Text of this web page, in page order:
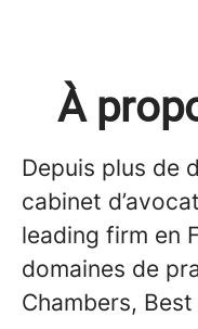
À
Depuis plus de
cabinet
leading firm en
domaines de
Chambers,